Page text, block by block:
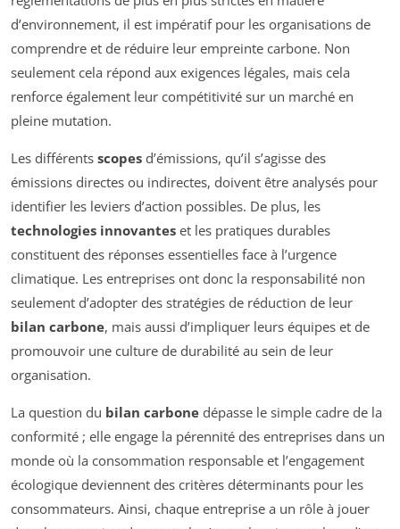
d’environnement, il est impératif pour les organisations de
comprendre et de réduire leur empreinte carbone. Non
seulement cela répond aux exigences légales, mais cela
renforce également leur compétitivité sur un marché en
pleine mutation.
Les différents scopes d’émissions, qu’il s’agisse des
émissions directes ou indirectes, doivent être analysés pour
identifier les leviers d’action possibles. De plus, les
technologies innovantes et les pratiques durables
constituent des réponses essentielles face à l’urgence
climatique. Les entreprises ont donc la responsabilité non
seulement d’adopter des stratégies de réduction de leur
bilan carbone, mais aussi d’impliquer leurs équipes et de
promouvoir une culture de durabilité au sein de leur
organisation.
La question du bilan carbone dépasse le simple cadre de la
conformité ; elle engage la pérennité des entreprises dans un
monde où la consommation responsable et l’engagement
écologique deviennent des critères déterminants pour les
consommateurs. Ainsi, chaque entreprise a un rôle à jouer